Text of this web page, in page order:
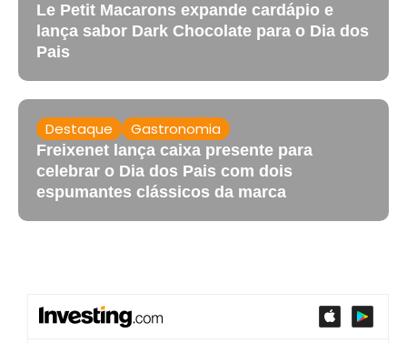
Le Petit Macarons expande cardápio e
lança sabor Dark Chocolate para o Dia dos
Pais
Destaque Gastronomia
Freixenet lança caixa presente para
celebrar o Dia dos Pais com dois
espumantes clássicos da marca